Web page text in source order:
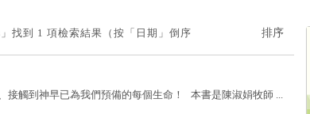
找到 1 項檢索結果（按「日期」倒序
接觸到神早已為我們預備的每個生命！ 本書是陳淑娟牧師 ...